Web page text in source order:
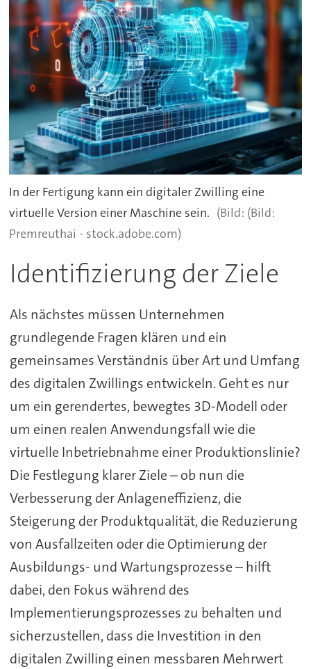
In der Fertigung kann ein digitaler Zwilling eine
virtuelle Version einer Maschine sein.
(Bild:
Premreuthai - stock.adobe.com)
Identifizierung der Ziele
Als nächstes müssen Unternehmen
grundlegende Fragen klären und ein
gemeinsames Verständnis über Art und Umfang
des digitalen Zwillings entwickeln. Geht es nur
um ein gerendertes, bewegtes 3D-Modell oder
um einen realen Anwendungsfall wie die
virtuelle Inbetriebnahme einer Produktionslinie?
Die Festlegung klarer Ziele – ob nun die
Verbesserung der Anlageneffizienz, die
Steigerung der Produktqualität, die Reduzierung
von Ausfallzeiten oder die Optimierung der
Ausbildungs- und Wartungsprozesse – hilft
dabei, den Fokus während des
Implementierungsprozesses zu behalten und
sicherzustellen, dass die Investition in den
digitalen Zwilling einen messbaren Mehrwert